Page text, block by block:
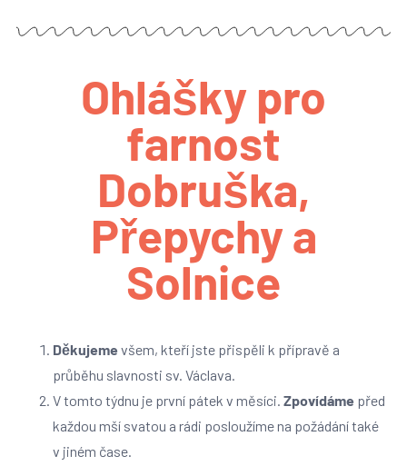
Ohlášky pro
farnost
Dobruška,
Přepychy a
Solnice
Děkujeme všem, kteří jste přispěli k přípravě a
průběhu slavnosti sv. Václava.
V tomto týdnu je první pátek v měsíci. Zpovídáme před
každou mší svatou a rádi posloužíme na požádání také
v jiném čase.